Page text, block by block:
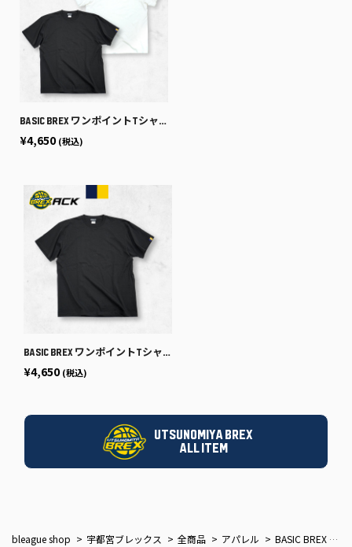
BASIC BREX ワンポイントTシャツ（袖ピス）
¥4,650 (税込)
BASIC BREX ワンポイントTシャツ（袖ピス）
¥4,650 (税込)
UTSUNOMIYA BREX
ALL ITEM
bleague shop 宇都宮ブレックス 全商品 アパレル BASIC BREX ワンポイントロンT（袖ロゴ）